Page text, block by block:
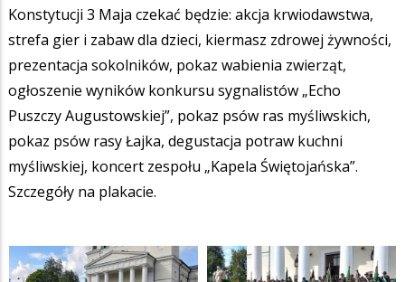
Konstytucji 3 Maja czekać będzie: akcja krwiodawstwa,
strefa gier i zabaw dla dzieci, kiermasz zdrowej żywności,
prezentacja sokolników, pokaz wabienia zwierząt,
ogłoszenie wyników konkursu sygnalistów „Echo
Puszczy Augustowskiej”, pokaz psów ras myśliwskich,
pokaz psów rasy Łajka, degustacja potraw kuchni
myśliwskiej, koncert zespołu „Kapela Świętojańska”.
Szczegóły na plakacie.